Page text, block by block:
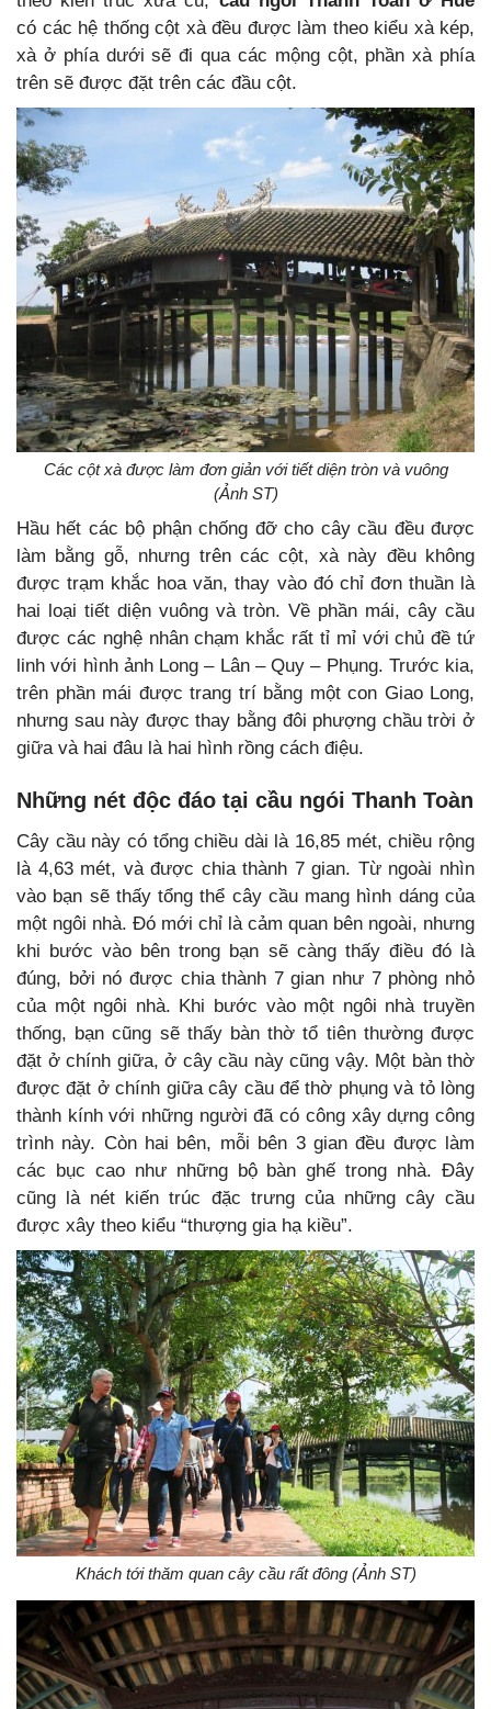
có các hệ thống cột xà đều được làm theo kiểu xà kép,
xà ở phía dưới sẽ đi qua các mộng cột, phần xà phía
trên sẽ được đặt trên các đầu cột.
Các cột xà được làm đơn giản với tiết diện tròn và vuông
(Ảnh ST)
Hầu hết các bộ phận chống đỡ cho cây cầu đều được
làm bằng gỗ, nhưng trên các cột, xà này đều không
được trạm khắc hoa văn, thay vào đó chỉ đơn thuần là
hai loại tiết diện vuông và tròn. Về phần mái, cây cầu
được các nghệ nhân chạm khắc rất tỉ mỉ với chủ đề tứ
linh với hình ảnh Long – Lân – Quy – Phụng. Trước kia,
trên phần mái được trang trí bằng một con Giao Long,
nhưng sau này được thay bằng đôi phượng chầu trời ở
giữa và hai đâu là hai hình rồng cách điệu.
Những nét độc đáo tại cầu ngói Thanh Toàn
Cây cầu này có tổng chiều dài là 16,85 mét, chiều rộng
là 4,63 mét, và được chia thành 7 gian. Từ ngoài nhìn
vào bạn sẽ thấy tổng thể cây cầu mang hình dáng của
một ngôi nhà. Đó mới chỉ là cảm quan bên ngoài, nhưng
khi bước vào bên trong bạn sẽ càng thấy điều đó là
đúng, bởi nó được chia thành 7 gian như 7 phòng nhỏ
của một ngôi nhà. Khi bước vào một ngôi nhà truyền
thống, bạn cũng sẽ thấy bàn thờ tổ tiên thường được
đặt ở chính giữa, ở cây cầu này cũng vậy. Một bàn thờ
được đặt ở chính giữa cây cầu để thờ phụng và tỏ lòng
thành kính với những người đã có công xây dựng công
trình này. Còn hai bên, mỗi bên 3 gian đều được làm
các bục cao như những bộ bàn ghế trong nhà. Đây
cũng là nét kiến trúc đặc trưng của những cây cầu
được xây theo kiểu “thượng gia hạ kiều”.
Khách tới thăm quan cây cầu rất đông (Ảnh ST)